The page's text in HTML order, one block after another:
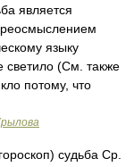
является
языку
светило (См. также
потому, что
судьба Ср.